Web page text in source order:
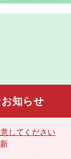
知らせ
してください